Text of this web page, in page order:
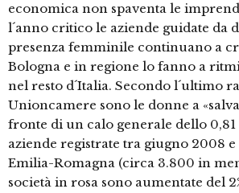
economica non spaventa le
l´anno critico le aziende guidate da
presenza femminile continuano a
Bologna e in regione lo fanno a
nel resto d´Italia. Secondo l´ultimo
Unioncamere sono le donne a
fronte di un calo generale dello
aziende registrate tra giugno 2008
Emilia-Romagna (circa 3.800 in
società in rosa sono aumentate del